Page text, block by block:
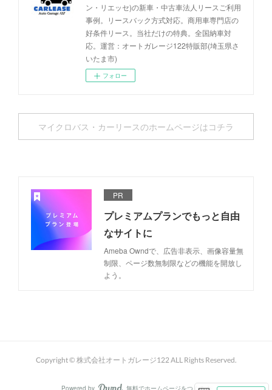
ン・リエッセ)の新車・中古車法人リースご利用
事例。リースバック方式対応。商用車専門店の
好条件リース。当社だけの特典。全国納車対
応。運営：オートガレージ122特販部(埼玉県さ
いたま市)
フォロー
マイクロバス・カーリースのホームページはコチラ
PR
プレミアムプランでもっと自由
なサイトに
Ameba Owndで、広告非表示、画像容量無
制限、ページ数無制限などの機能を開放し
よう。
Copyright © 株式会社オートガレージ122 ALL Rights Reserved.
Powered by 無料でホームページをつくろう